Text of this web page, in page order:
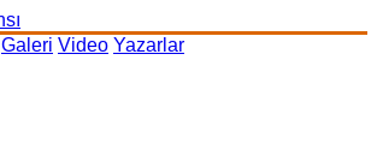
Galeri Video Yazarlar